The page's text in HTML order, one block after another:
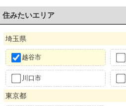
住みたいエリア
埼玉県
越谷市
川口市
東京都